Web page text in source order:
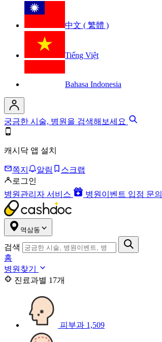
中文 ( 繁體 )
Tiếng Việt
Bahasa Indonesia
궁금한 시술, 병원을 검색해보세요
캐시닥 앱 설치
쪽지 알림
스크랩
로그인
병원관리자 서비스
병원이벤트 입점 문의
역삼동
검색
홈
병원찾기
진료과별 17개
피부과 1,509